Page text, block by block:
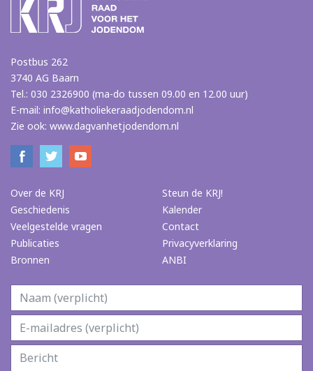
Postbus 262
3740 AG Baarn
Tel.: 030 2326900 (ma-do tussen 09.00 en 12.00 uur)
E-mail: info@katholiekeraadjodendom.nl
Zie ook: www.dagvanhetjodendom.nl
Over de KRJ
Geschiedenis
Veelgestelde vragen
Publicaties
Bronnen
Steun de KRJ!
Kalender
Contact
Privacyverklaring
ANBI